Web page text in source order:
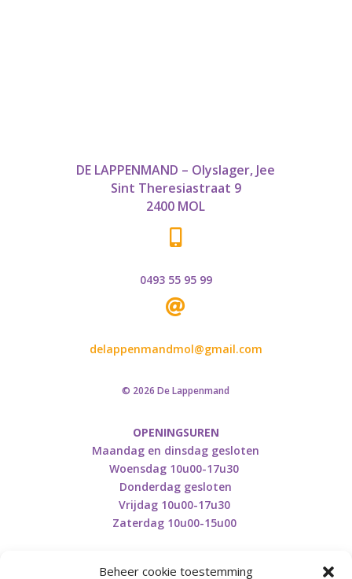
Beheer cookie toestemming
DE LAPPENMAND – Olyslager, Jee
Sint Theresiastraat 9
2400 MOL
0493 55 95 99

delappenmandmol@gmail.com
© 2026 De Lappenmand
OPENINGSUREN
Maandag en dinsdag gesloten
Woensdag 10u00-17u30
Donderdag gesloten
Vrijdag 10u00-17u30
Zaterdag 10u00-15u00